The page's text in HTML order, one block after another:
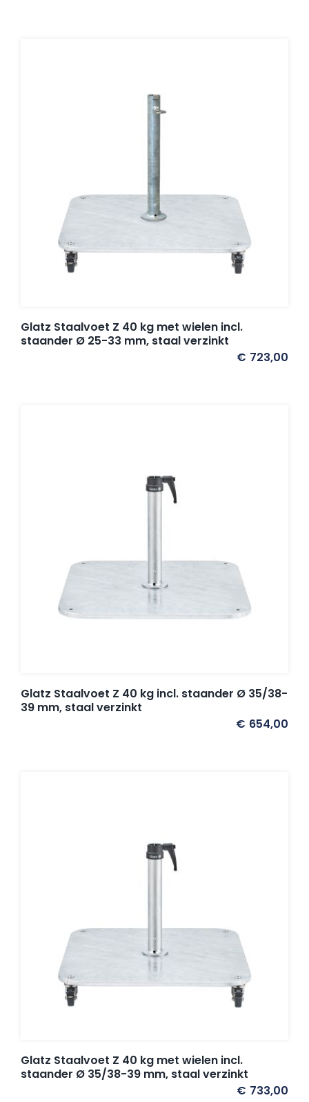
Glatz Staalvoet Z 40 kg met wielen incl.
staander Ø 25-33 mm, staal verzinkt
€ 723,00
Glatz Staalvoet Z 40 kg incl. staander Ø 35/38-
39 mm, staal verzinkt
€ 654,00
Glatz Staalvoet Z 40 kg met wielen incl.
staander Ø 35/38-39 mm, staal verzinkt
€ 733,00